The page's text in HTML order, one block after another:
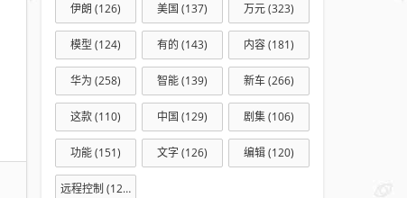
伊朗 (126) 美国 (137) 万元(323)
模型 (124) 有的 (143) 内容(181)
华为 (258) 智能(139) 新车(266)
这款(110) 中国 (129) 剧集(106)
功能(151) 文字(126) 编辑(120)
远程控制 (127)